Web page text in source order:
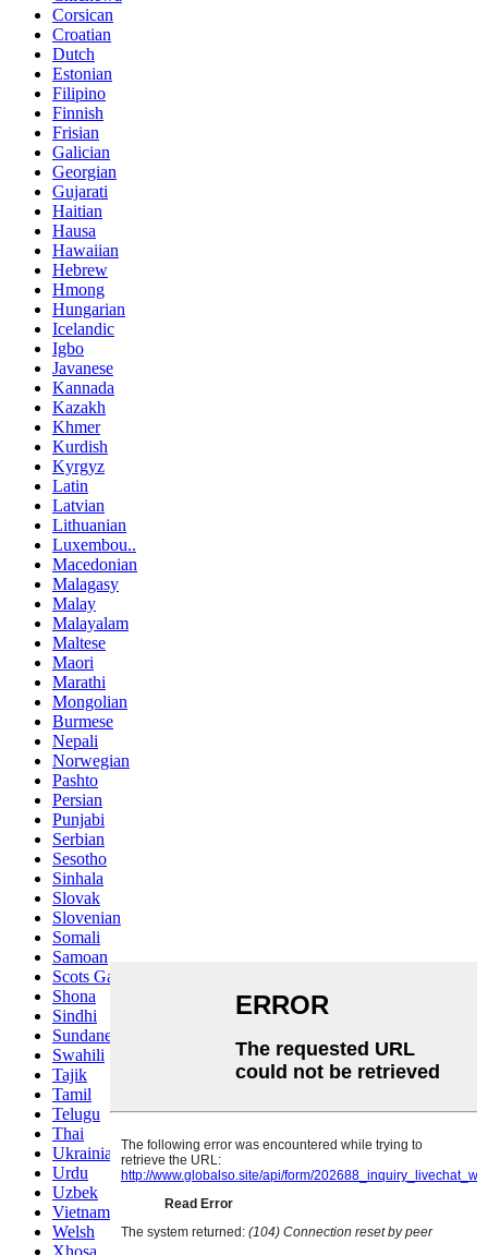
Corsican
Croatian
Dutch
Estonian
Filipino
Finnish
Frisian
Galician
Georgian
Gujarati
Haitian
Hausa
Hawaiian
Hebrew
Hmong
Hungarian
Icelandic
Igbo
Javanese
Kannada
Kazakh
Khmer
Kurdish
Kyrgyz
Latin
Latvian
Lithuanian
Luxembou..
Macedonian
Malagasy
Malay
Malayalam
Maltese
Maori
Marathi
Mongolian
Burmese
Nepali
Norwegian
Pashto
Persian
Punjabi
Serbian
Sesotho
Sinhala
Slovak
Slovenian
Somali
Samoan
Scots Gaelic
Shona
Sindhi
Sundanese
Swahili
Tajik
Tamil
Telugu
Thai
Ukrainian
Urdu
Uzbek
Vietnamese
Welsh
Xhosa